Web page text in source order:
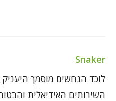
Snaker
לוכד הנחשים מוסמך
השירותים האידיאלית